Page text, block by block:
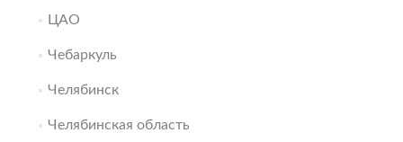
ЦАО
Чебаркуль
Челябинск
Челябинская область